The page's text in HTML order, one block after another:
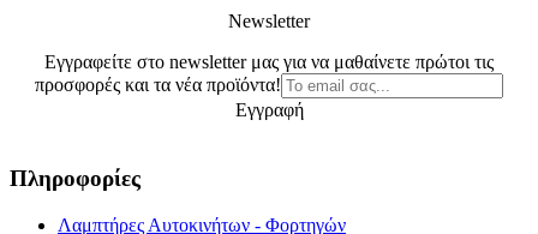
Newsletter
Εγγραφείτε στο newsletter μας για να μαθαίνετε πρώτοι τις
προσφορές και τα νέα προϊόντα!
Εγγραφή
Πληροφορίες
Λαμπτήρες Αυτοκινήτων - Φορτηγών